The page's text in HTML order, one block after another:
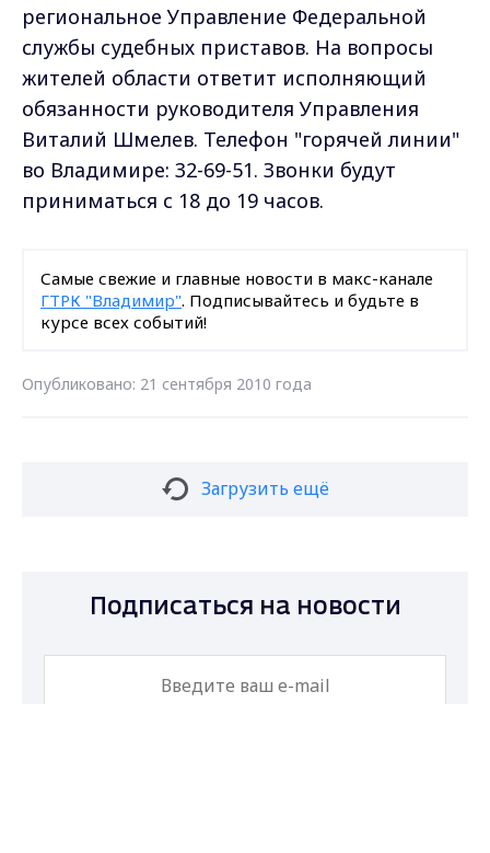
региональное Управление Федеральной
службы судебных приставов. На вопросы
жителей области ответит исполняющий
обязанности руководителя Управления
Виталий Шмелев. Телефон "горячей линии"
во Владимире: 32-69-51. Звонки будут
приниматься с 18 до 19 часов.
Самые свежие и главные новости в макс-канале
ГТРК "Владимир". Подписывайтесь и будьте в
курсе всех событий!
Опубликовано: 21 сентября 2010 года
Загрузить ещё
Подписаться на новости